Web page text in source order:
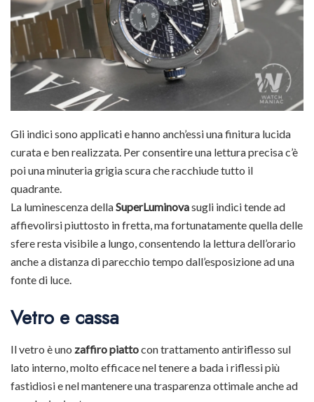
Gli indici sono applicati e hanno anch’essi una finitura lucida
curata e ben realizzata. Per consentire una lettura precisa c’è
poi una minuteria grigia scura che racchiude tutto il
quadrante.
La luminescenza dellaSuperLuminovasugli indici tende ad
affievolirsi piuttosto in fretta, ma fortunatamente quella delle
sfere resta visibile a lungo, consentendo la lettura dell’orario
anche a distanza di parecchio tempo dall’esposizione ad una
fonte di luce.
Vetro e cassa
Il vetro è uno zaffiro piattocon trattamento antiriflesso sul
lato interno, molto efficace nel tenere a bada i riflessi più
fastidiosi e nel mantenere una trasparenza ottimale anche ad